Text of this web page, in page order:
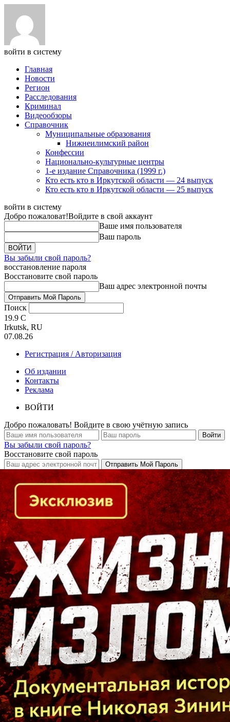
войти в систему
Главная
Новости
Регион
Расследования
Криминал
Видеообзоры
Справочник
Муниципальные образования
Нижнеилимский район
Конфессии
Национально-культурные центры
1-е издание Справочника (1999 г.)
Кто есть кто в Иркутской области — 24 выпуск
Кто есть кто в Иркутской области — 25 выпуск
войти в систему
Добро пожаловат!Войдите в свой аккаунт
Ваше имя пользователя
Ваш пароль
Вы забыли свой пароль?
восстановление пароля
Восстановите свой пароль
Ваш адрес электронной почты
Поиск
19.9 C
Irkutsk, RU
07.08.26
Регистрация / Авторизация
Об издании
Контакты
Реклама
ВОЙТИ
Добро пожаловать! Войдите в свою учётную запись
Вы забыли свой пароль?
Восстановите свой пароль
Кто есть кто в Байкальском регионе